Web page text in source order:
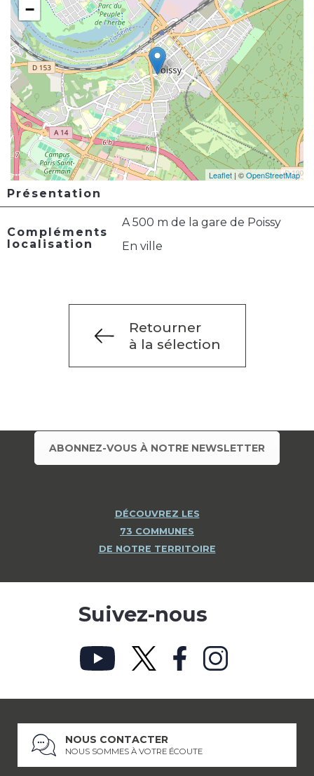
−
Leaflet | ©OpenStreetMap
Présentation
Compléments
localisation
A 500 m de la gare de Poissy
En ville
Retourner
à la sélection
ABONNEZ-VOUS À NOTRE NEWSLETTER
DÉCOUVREZ LES
73 COMMUNES
DE NOTRE TERRITOIRE
Suivez-nous
NOUS CONTACTER
NOUS SOMMES À VOTRE ÉCOUTE